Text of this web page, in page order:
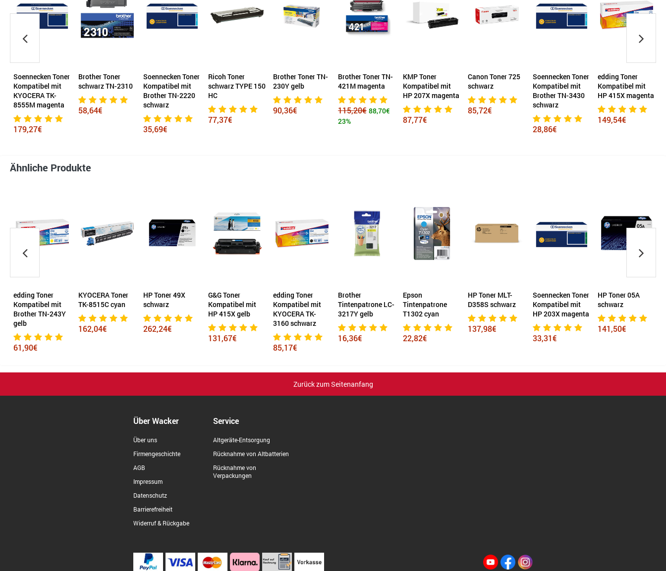
Soennecken Toner
Kompatibel mit
KYOCERA TK-
8555M magenta
179,27€
Brother Toner
schwarz TN-2310
58,64€
Soennecken Toner
Kompatibel mit
Brother TN-2220
schwarz
35,69€
Ricoh Toner
schwarz TYPE 150
HC
77,37€
Brother Toner TN-
230Y gelb
90,36€
Brother Toner TN-
421M magenta
115,20€ 88,70€
23%
KMP Toner
Kompatibel mit
HP 207X magenta
87,77€
Canon Toner 725
schwarz
85,72€
Soennecken Toner
Kompatibel mit
Brother TN-3430
schwarz
28,86€
edding Toner
Kompatibel mit
HP 415X magenta
149,54€
Ähnliche Produkte
edding Toner
Kompatibel mit
Brother TN-243Y
gelb
61,90€
KYOCERA Toner
TK-8515C cyan
162,04€
HP Toner 49X
schwarz
262,24€
G&G Toner
Kompatibel mit
HP 415X gelb
131,67€
edding Toner
Kompatibel mit
KYOCERA TK-
3160 schwarz
85,17€
Brother
Tintenpatrone LC-
3217Y gelb
16,36€
Epson
Tintenpatrone
T1302 cyan
22,82€
HP Toner MLT-
D358S schwarz
137,98€
Soennecken Toner
Kompatibel mit
HP 203X magenta
33,31€
HP Toner 05A
schwarz
141,50€
Zurück zum Seitenanfang
Über Wacker
Über uns
Firmengeschichte
AGB
Impressum
Datenschutz
Barrierefreiheit
Widerruf & Rückgabe
Service
Altgeräte-Entsorgung
Rücknahme von Altbatterien
Rücknahme von
Verpackungen